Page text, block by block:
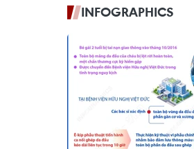
INFOGRAPHICS